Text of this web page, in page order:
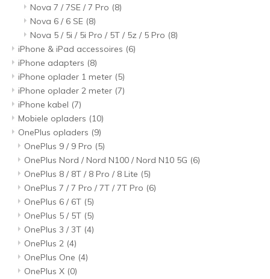
Nova 7 / 7SE / 7 Pro (8)
Nova 6 / 6 SE (8)
Nova 5 / 5i / 5i Pro / 5T / 5z / 5 Pro (8)
iPhone & iPad accessoires (6)
iPhone adapters (8)
iPhone oplader 1 meter (5)
iPhone oplader 2 meter (7)
iPhone kabel (7)
Mobiele opladers (10)
OnePlus opladers (9)
OnePlus 9 / 9 Pro (5)
OnePlus Nord / Nord N100 / Nord N10 5G (6)
OnePlus 8 / 8T / 8 Pro / 8 Lite (5)
OnePlus 7 / 7 Pro / 7T / 7T Pro (6)
OnePlus 6 / 6T (5)
OnePlus 5 / 5T (5)
OnePlus 3 / 3T (4)
OnePlus 2 (4)
OnePlus One (4)
OnePlus X (0)